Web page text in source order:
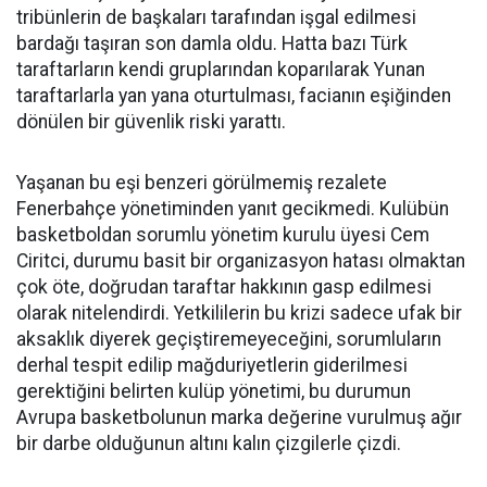
tribünlerin de başkaları tarafından işgal edilmesi
bardağı taşıran son damla oldu. Hatta bazı Türk
taraftarların kendi gruplarından koparılarak Yunan
taraftarlarla yan yana oturtulması, facianın eşiğinden
dönülen bir güvenlik riski yarattı.
Yaşanan bu eşi benzeri görülmemiş rezalete
Fenerbahçe yönetiminden yanıt gecikmedi. Kulübün
basketboldan sorumlu yönetim kurulu üyesi Cem
Ciritci, durumu basit bir organizasyon hatası olmaktan
çok öte, doğrudan taraftar hakkının gasp edilmesi
olarak nitelendirdi. Yetkililerin bu krizi sadece ufak bir
aksaklık diyerek geçiştiremeyeceğini, sorumluların
derhal tespit edilip mağduriyetlerin giderilmesi
gerektiğini belirten kulüp yönetimi, bu durumun
Avrupa basketbolunun marka değerine vurulmuş ağır
bir darbe olduğunun altını kalın çizgilerle çizdi.